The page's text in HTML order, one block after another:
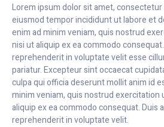
Lorem ipsum dolor sit amet,
eiusmod tempor incididunt ut labore et
enim ad minim veniam, quis nostrud
nisi ut aliquip ex ea commodo
reprehenderit in voluptate velit esse
pariatur. Excepteur sint occaecat
culpa qui officia deserunt mollit anim id
minim veniam, quis nostrud exercitation
aliquip ex ea commodo consequat. Duis
reprehenderit in voluptate velit.